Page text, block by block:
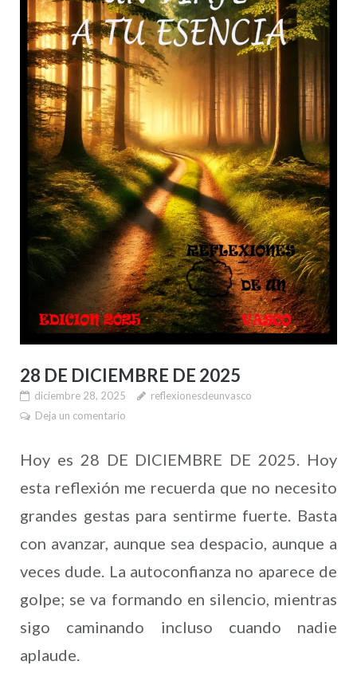
28 DE DICIEMBRE DE 2025
diciembre 28, 2025
reflexionesdeunvasco
Deja un comentario
Hoy es 28 DE DICIEMBRE DE 2025. Hoy
esta reflexión me recuerda que no necesito
grandes gestas para sentirme fuerte. Basta
con avanzar, aunque sea despacio, aunque a
veces dude. La autoconfianza no aparece de
golpe; se va formando en silencio, mientras
sigo caminando incluso cuando nadie
aplaude.